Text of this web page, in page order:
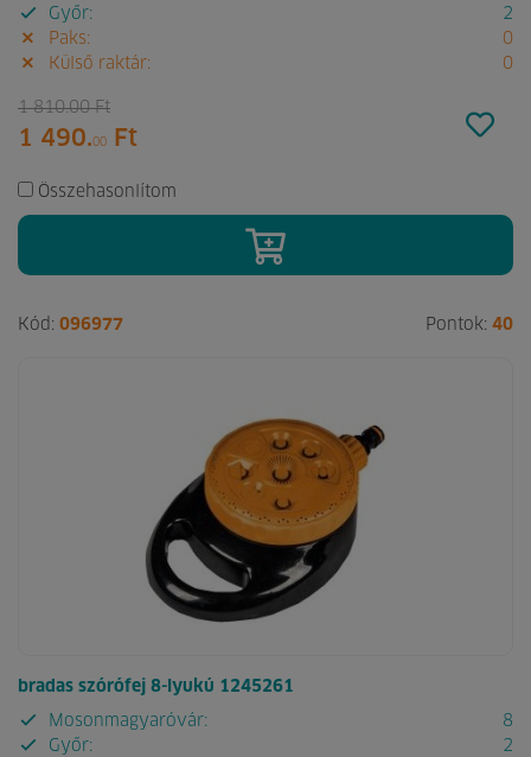
Győr:
2
Paks:
0
Külső raktár:
0
1 810.00Ft
1 490.00 Ft
Összehasonlítom
Kód: 096977 Pontok: 40
bradas szórófej 8-lyukú 1245261
Mosonmagyaróvár:
8
Győr:
2